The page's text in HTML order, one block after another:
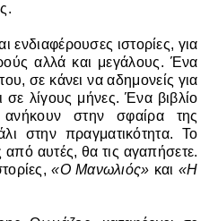
ενδιαφέρουσες ιστορίες, για
αλλά και μεγάλους. Ένα
σε κάνει να αδημονείς για
σε λίγους μήνες. Ένα βιβλίο
ανήκουν στην σφαίρα της
στην πραγματικότητα. Το
από αυτές, θα τις αγαπήσετε.
«Ο Μανωλιός» και «Η